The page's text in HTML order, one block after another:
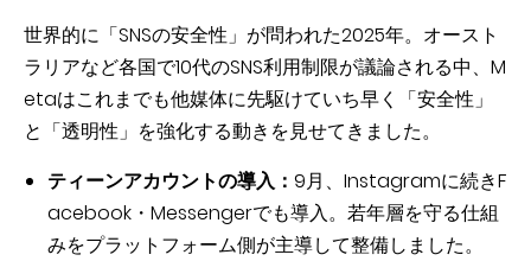
世界的に「SNSの安全性」が問われた2025年。オースト
ラリアなど各国で10代のSNS利用制限が議論される中、M
etaはこれまでも他媒体に先駆けていち早く「安全性」
と「透明性」を強化する動きを見せてきました。
ティーンアカウントの導入： 9月、Instagramに続きF
acebook・Messengerでも導入。若年層を守る仕組
みをプラットフォーム側が主導して整備しました。